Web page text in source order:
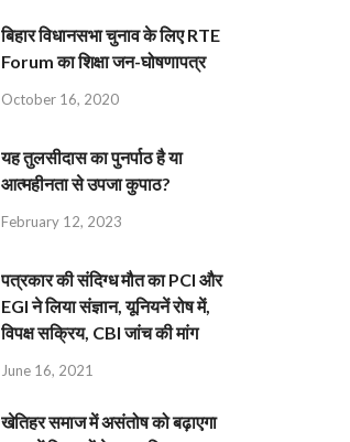
बिहार विधानसभा चुनाव के लिए RTE
Forum का शिक्षा जन-घोषणापत्र
October 16, 2020
यह तुलसीदास का पुनर्पाठ है या
आत्महीनता से उपजा कुपाठ?
February 12, 2023
पत्रकार की संदिग्ध मौत का PCI और
EGI ने लिया संज्ञान, यूनियनें रोष में,
विपक्ष सक्रिय, CBI जांच की मांग
June 16, 2021
खेतिहर समाज में असंतोष को बढ़ाएगा